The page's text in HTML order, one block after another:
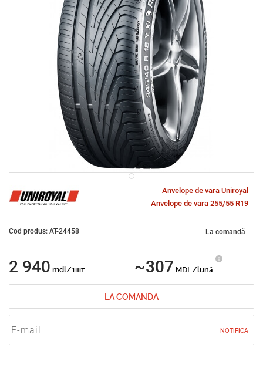
Anvelope de vara Uniroyal
Anvelope de vara 255/55 R19
Cod produs: AT-24458 La comandă
2 940 mdl/1шт ~307 MDL/lună
LA COMANDA
NOTIFICA